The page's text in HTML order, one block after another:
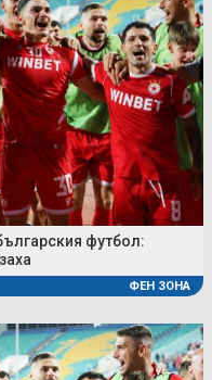
футбол:
ФЕН ЗОНА